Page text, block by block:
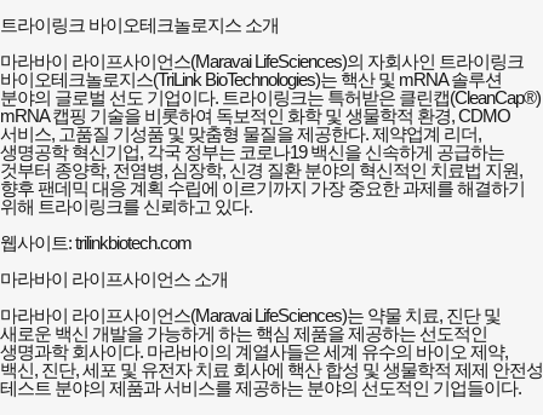
트라이링크 바이오테크놀로지스 소개
마라바이 라이프사이언스(Maravai LifeSciences)의 자회사인 트라이링크
바이오테크놀로지스(TriLink BioTechnologies)는 핵산 및 mRNA 솔루션
분야의 글로벌 선도 기업이다. 트라이링크는 특허받은 클린캡(CleanCap®)
mRNA 캡핑 기술을 비롯하여 독보적인 화학 및 생물학적 환경, CDMO
서비스, 고품질 기성품 및 맞춤형 물질을 제공한다. 제약업계 리더,
생명공학 혁신기업, 각국 정부는 코로나19 백신을 신속하게 공급하는
것부터 종양학, 전염병, 심장학, 신경 질환 분야의 혁신적인 치료법 지원,
향후 팬데믹 대응 계획 수립에 이르기까지 가장 중요한 과제를 해결하기
위해 트라이링크를 신뢰하고 있다.
웹사이트: trilinkbiotech.com
마라바이 라이프사이언스 소개
마라바이 라이프사이언스(Maravai LifeSciences)는 약물 치료, 진단 및
새로운 백신 개발을 가능하게 하는 핵심 제품을 제공하는 선도적인
생명과학 회사이다. 마라바이의 계열사들은 세계 유수의 바이오 제약,
백신, 진단, 세포 및 유전자 치료 회사에 핵산 합성 및 생물학적 제제 안전성
테스트 분야의 제품과 서비스를 제공하는 분야의 선도적인 기업들이다.